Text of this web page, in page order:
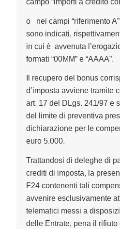
campo “importi a credito
o nei campi “riferimento A”
sono indicati,
in cui è avvenuta
formati “00MM” e “AAAA”.
Il recupero del bonus
d’imposta avviene tramite
art. 17 del DLgs. 241/97 e
del limite di preventiva
dichiarazione per le
euro 5.000.
Trattandosi di deleghe di
crediti di imposta, la
F24 contenenti tali
avvenire esclusivamente
telematici messi a
delle Entrate, pena il rifiuto